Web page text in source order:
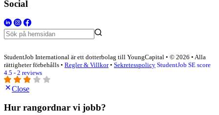
Social
StudentJob International är ett dotterbolag till YoungCapital • © 2026 • Alla
rättigheter förbehålls • Regler & Villkor• Sekretesspolicy StudentJob SE score
4.5 - 2 reviews
Close
Hur rangordnar vi jobb?